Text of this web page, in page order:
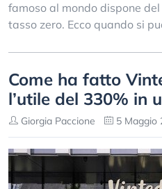
famoso al mondo dispone
tasso zero. Ecco quando si
Come ha fatto
l’utile del 330% in
Giorgia Paccione 5 Maggio